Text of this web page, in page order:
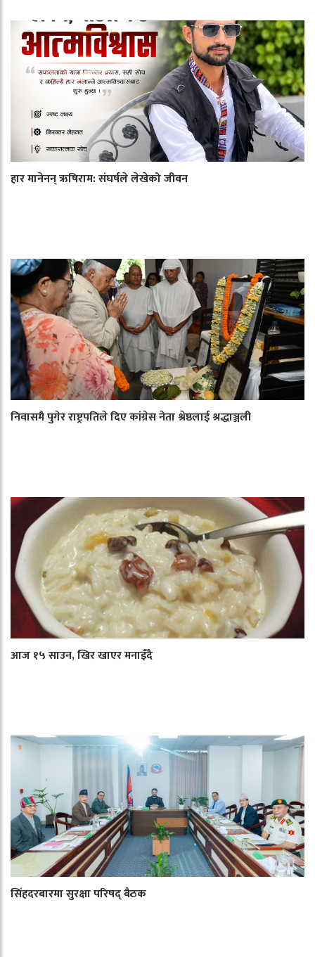
हार मानेनन् ऋषिराम: संघर्षले लेखेको जीवन
निवासमै पुगेर राष्ट्रपतिले दिए कांग्रेस नेता श्रेष्ठलाई श्रद्धाञ्जली
आज १५ साउन, खिर खाएर मनाइँदै
सिंहदरबारमा सुरक्षा परिषद् बैठक